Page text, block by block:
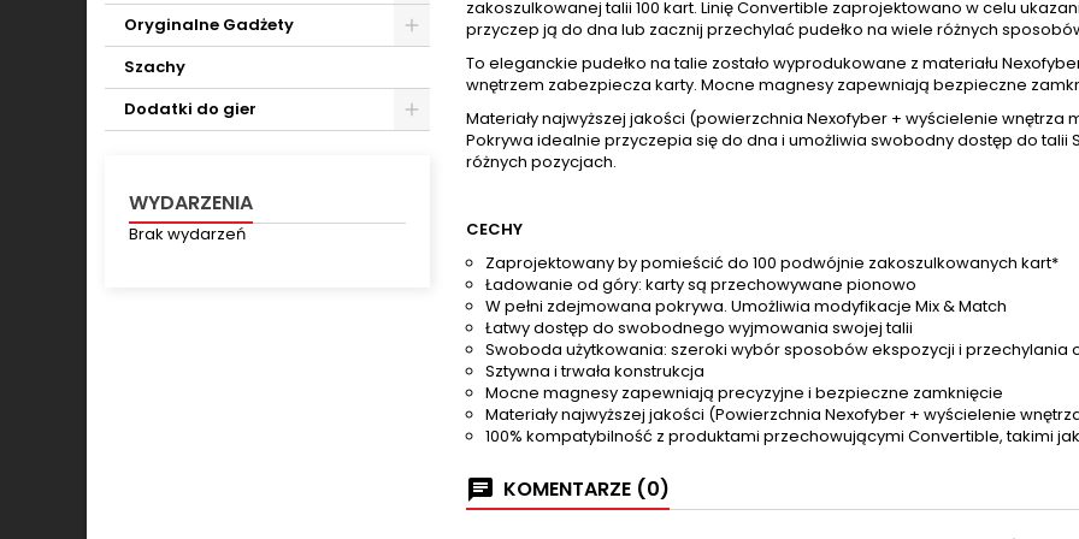
Toggle
Oryginalne Gadżety
Toggle
Szachy
Dodatki do gier
Toggle
WYDARZENIA
Brak wydarzeń
zakoszulkowanej talii 100 kart. Linię Convertible zaprojektowano w celu
przyczep ją do dna lub zacznij przechylać pudełko na wiele różnych
To eleganckie pudełko na talie zostało wyprodukowane z materiału
wnętrzem zabezpiecza karty. Mocne magnesy zapewniają bezpieczne
Materiały najwyższej jakości (powierzchnia Nexofyber + wyścielenie wnętrza
Pokrywa idealnie przyczepia się do dna i umożliwia swobodny dostęp do talii
różnych pozycjach.
CECHY
Zaprojektowany by pomieścić do 100 podwójnie zakoszulkowanych kart*
Ładowanie od góry: karty są przechowywane pionowo
W pełni zdejmowana pokrywa. Umożliwia modyfikacje Mix & Match
Łatwy dostęp do swobodnego wyjmowania swojej talii
Swoboda użytkowania: szeroki wybór sposobów ekspozycji i przechylania
Sztywna i trwała konstrukcja
Mocne magnesy zapewniają precyzyjne i bezpieczne zamknięcie
Materiały najwyższej jakości (Powierzchnia Nexofyber + wyścielenie
100% kompatybilność z produktami przechowującymi Convertible, takimi
KOMENTARZE (0)